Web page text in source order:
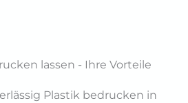
lassen - Ihre Vorteile
Plastik bedrucken in